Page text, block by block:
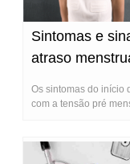
Sintomas e
atraso
Os sintomas do início
com a tensão pré